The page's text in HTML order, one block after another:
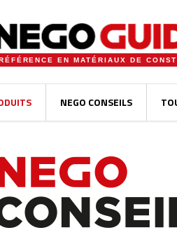
EN MATÉRIAUX DE
NEGO CONSEILS